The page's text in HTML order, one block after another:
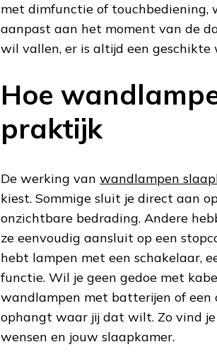
met dimfunctie of touchbediening,
aanpast aan het moment van de
wil vallen, er is altijd een
Hoe
praktijk
De werking van wandlampen
kiest. Sommige sluit je direct aan
onzichtbare bedrading. Andere
ze eenvoudig aansluit op een
hebt lampen met een schakelaar,
functie. Wil je geen gedoe met
wandlampen met batterijen of een
ophangt waar jij dat wilt. Zo vind
wensen en jouw slaapkamer.